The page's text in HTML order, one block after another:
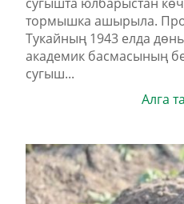
тормышка ашырыла.
Тукайның 1943 елда
академик басмасының
сугыш...
Алга